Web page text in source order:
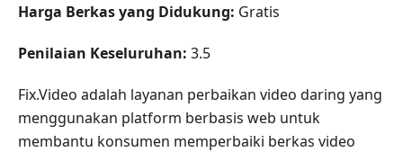
Harga Berkas yang Didukung: Gratis
Penilaian Keseluruhan: 3.5
Fix.Video adalah layanan perbaikan video daring yang
menggunakan platform berbasis web untuk
membantu konsumen memperbaiki berkas video